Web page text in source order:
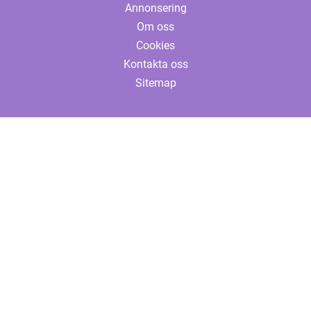
Annonsering
Om oss
Cookies
Kontakta oss
Sitemap